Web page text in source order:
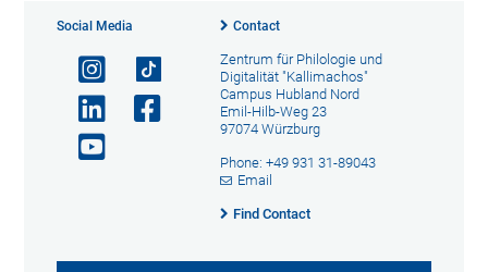
Social Media Contact
Zentrum für Philologie und
Digitalität "Kallimachos"
Campus Hubland Nord
Emil-Hilb-Weg 23
97074 Würzburg
Phone: +49 931 31-89043
Email
Find Contact